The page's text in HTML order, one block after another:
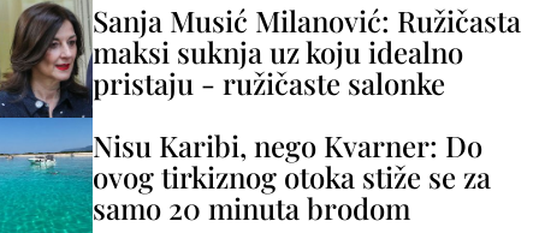
Sanja Musić Milanović: Ružičasta
maksi suknja uz koju idealno
pristaju - ružičaste salonke
Nisu Karibi, nego Kvarner: Do
ovog tirkiznog otoka stiže se za
samo 20 minuta brodom